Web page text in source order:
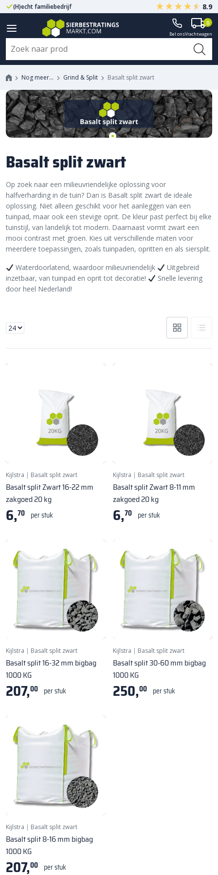
(H)echt familiebedrijf Gegarandeerd A-kwaliteit
8.9
Bel onsVrachtwagen
0
Nog meer… Grind & Split Basalt split zwart
Basalt split zwart
Op zoek naar een milieuvriendelijke oplossing voor
halfverharding in de tuin? Dan is Basalt split zwart de ideale
oplossing. Niet alleen geschikt voor het aanleggen van een
tuinpad, maar ook een stevige oprit. De kleur past perfect bij elke
tuinstijl, van landelijk tot modern. Daarnaast vormt zwart een
mooi contrast met groen. Kies uit verschillende maten voor
meerdere toepassingen, zoals tuinpaden, opritten en als siersplit.
Waterdoorlatend, waardoor milieuvriendelijk
Uitgebreid
inzetbaar, van tuinpad en oprit tot decoratie!
Snelle levering
door heel Nederland!
Kijlstra | Basalt split zwart
Basalt split Zwart 16-22 mm
zakgoed 20 kg
6,70 per stuk
Kijlstra | Basalt split zwart
Basalt split Zwart 8-11 mm
zakgoed 20 kg
6,70 per stuk
Kijlstra | Basalt split zwart
Basalt split 16-32 mm bigbag
1000 KG
207,00 per stuk
Kijlstra | Basalt split zwart
Basalt split 30-60 mm bigbag
1000 KG
250,00 per stuk
Kijlstra | Basalt split zwart
Basalt split 8-16 mm bigbag
1000 KG
207,00 per stuk